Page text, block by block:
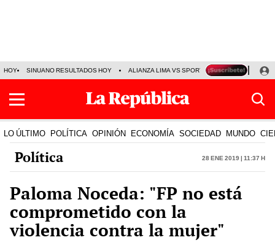
HOY SINUANO RESULTADOS HOY ALIANZA LIMA VS SPORT BOYS JORGE
LO ÚLTIMO POLÍTICA OPINIÓN ECONOMÍA SOCIEDAD MUNDO
Política 28 Ene 2019 | 11:37 h
Paloma Noceda: "FP no está
comprometido con la
violencia contra la mujer"